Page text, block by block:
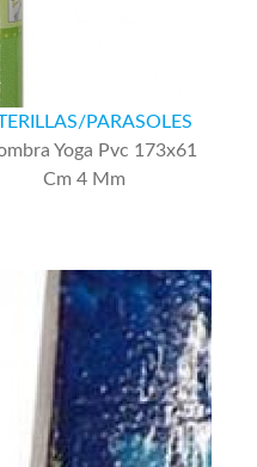
PARASOLES
Yoga Pvc 173x61
Cm 4 Mm